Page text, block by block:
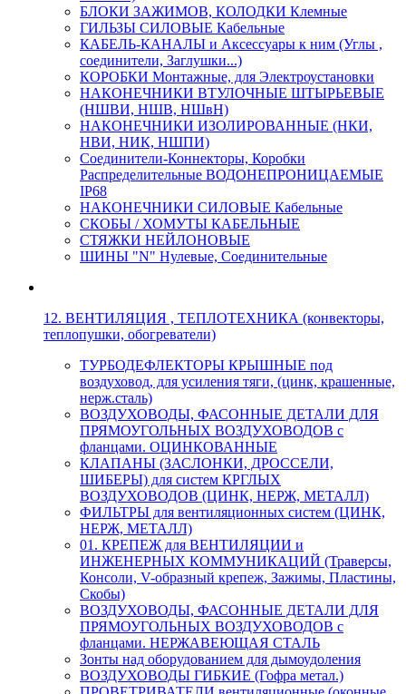
БЛОКИ ЗАЖИМОВ, КОЛОДКИ Клемные
ГИЛЬЗЫ СИЛОВЫЕ Кабельные
КАБЕЛЬ-КАНАЛЫ и Аксессуары к ним (Углы ,
соединители, Заглушки...)
КОРОБКИ Монтажные, для Электроустановки
НАКОНЕЧНИКИ ВТУЛОЧНЫЕ ШТЫРЬЕВЫЕ
(НШВИ, НШВ, НШвН)
НАКОНЕЧНИКИ ИЗОЛИРОВАННЫЕ (НКИ,
НВИ, НИК, НШПИ)
Соединители-Коннекторы, Коробки
Распределительные ВОДОНЕПРОНИЦАЕМЫЕ
IP68
НАКОНЕЧНИКИ СИЛОВЫЕ Кабельные
СКОБЫ / ХОМУТЫ КАБЕЛЬНЫЕ
СТЯЖКИ НЕЙЛОНОВЫЕ
ШИНЫ "N" Нулевые, Соединительные
12. ВЕНТИЛЯЦИЯ , ТЕПЛОТЕХНИКА (конвекторы,
теплопушки, обогреватели)
ТУРБОДЕФЛЕКТОРЫ КРЫШНЫЕ под
воздуховод, для усиления тяги, (цинк, крашенные,
нерж.сталь)
ВОЗДУХОВОДЫ, ФАСОННЫЕ ДЕТАЛИ ДЛЯ
ПРЯМОУГОЛЬНЫХ ВОЗДУХОВОДОВ с
фланцами. ОЦИНКОВАННЫЕ
КЛАПАНЫ (ЗАСЛОНКИ, ДРОССЕЛИ,
ШИБЕРЫ) для систем КРГЛЫХ
ВОЗДУХОВОДОВ (ЦИНК, НЕРЖ, МЕТАЛЛ)
ФИЛЬТРЫ для вентиляционных систем (ЦИНК,
НЕРЖ, МЕТАЛЛ)
01. КРЕПЕЖ для ВЕНТИЛЯЦИИ и
ИНЖЕНЕРНЫХ КОММУНИКАЦИЙ (Траверсы,
Консоли, V-образный крепеж, Зажимы, Пластины,
Скобы)
ВОЗДУХОВОДЫ, ФАСОННЫЕ ДЕТАЛИ ДЛЯ
ПРЯМОУГОЛЬНЫХ ВОЗДУХОВОДОВ с
фланцами. НЕРЖАВЕЮЩАЯ СТАЛЬ
Зонты над оборудованием для дымоудоления
ВОЗДУХОВОДЫ ГИБКИЕ (Гофра метал.)